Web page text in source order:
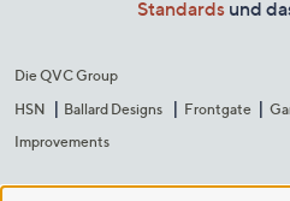
Standards und
Die QVC Group
HSN
Ballard Designs Frontgate
Improvements